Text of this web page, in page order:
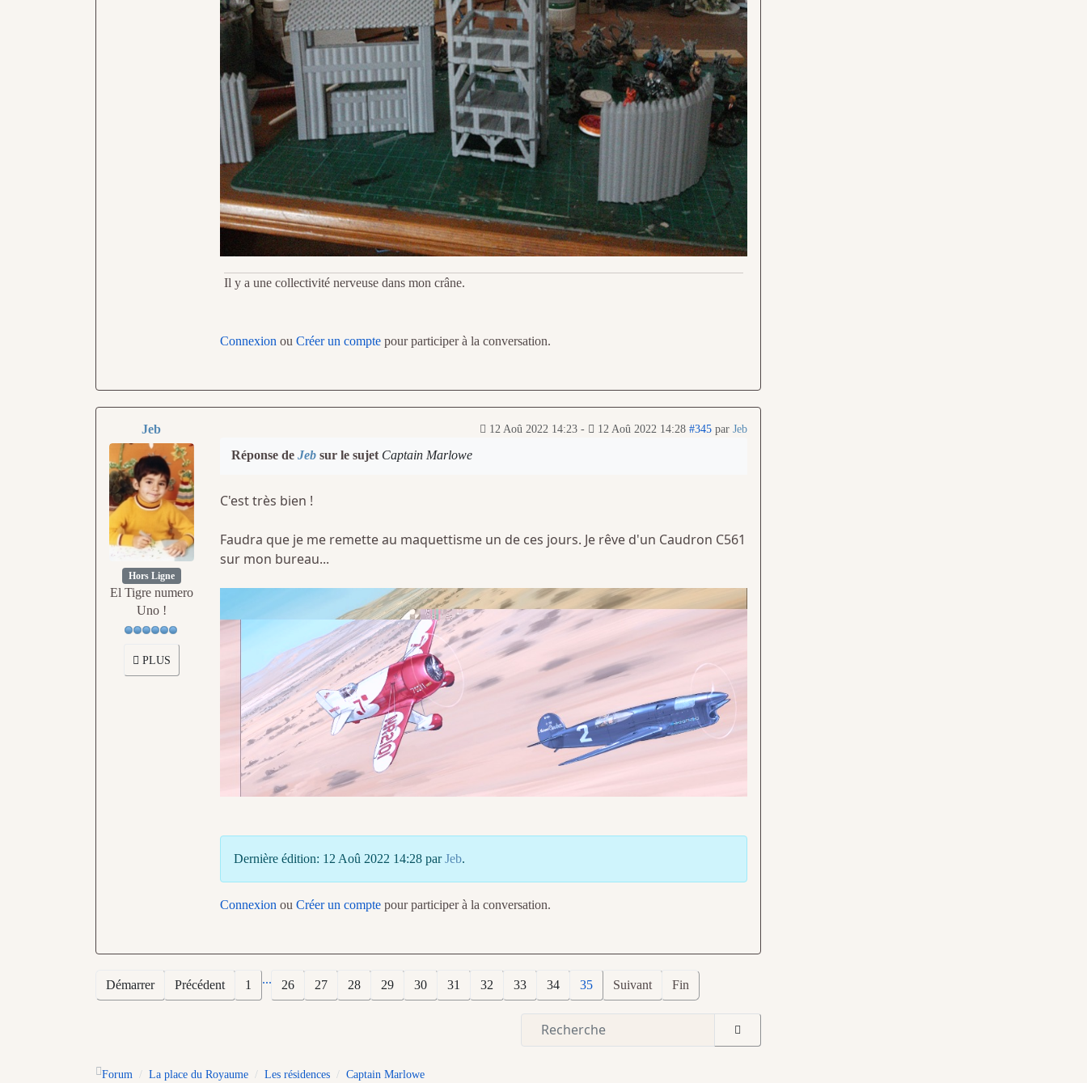
Il y a une collectivité nerveuse dans mon crâne.
Connexion ou Créer un comptepour participer à la conversation.
Jeb
Hors Ligne
El Tigre numero
Uno !
PLUS
12 Aoû 2022 14:23- 12 Aoû 2022 14:28 #345 par Jeb
Réponse de Jebsur le sujet Captain Marlowe
C'est très bien !
Faudra que je me remette au maquettisme un de ces jours. Je rêve d'un Caudron C561
sur mon bureau...
Dernière édition: 12 Aoû 2022 14:28 parJeb.
Connexion ou Créer un comptepour participer à la conversation.
Démarrer Précédent 1 ... 26 27 28 29 30 31 32 33 34 35 Suivant Fin
Forum La place du Royaume Les résidences Captain Marlowe